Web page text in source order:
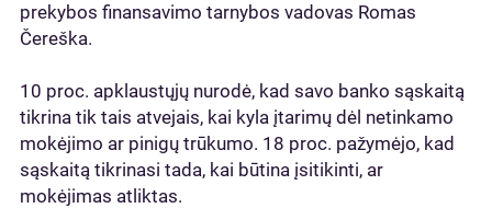
prekybos finansavimo tarnybos vadovas Romas
Čereška.
10 proc. apklaustųjų nurodė, kad savo banko sąskaitą
tikrina tik tais atvejais, kai kyla įtarimų dėl netinkamo
mokėjimo ar pinigų trūkumo. 18 proc. pažymėjo, kad
sąskaitą tikrinasi tada, kai būtina įsitikinti, ar
mokėjimas atliktas.